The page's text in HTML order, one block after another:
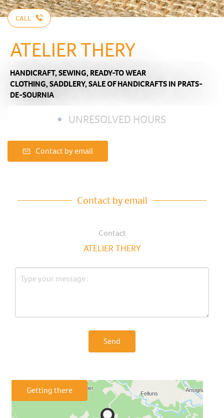
CALL
ATELIER THERY
HANDICRAFT,SEWING,READY-TO WEAR
CLOTHING,SADDLERY,SALE OF HANDICRAFTSIN PRATS-
DE-SOURNIA
UNRESOLVED HOURS
Contact by email
Contact by email
Contact
ATELIER THERY
Send
Getting there